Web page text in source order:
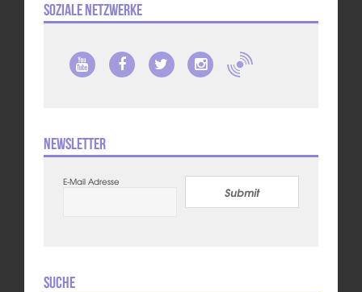
Soziale Netzwerke
Newsletter
E-Mail Adresse
Submit
Suche